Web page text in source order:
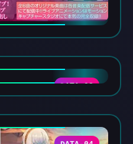
DATA-03